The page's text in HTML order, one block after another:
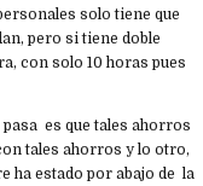
solo tiene que
pero si tiene doble
con solo 10 horas pues
es que tales ahorros
tales ahorros y lo otro,
ha estado por abajo de la